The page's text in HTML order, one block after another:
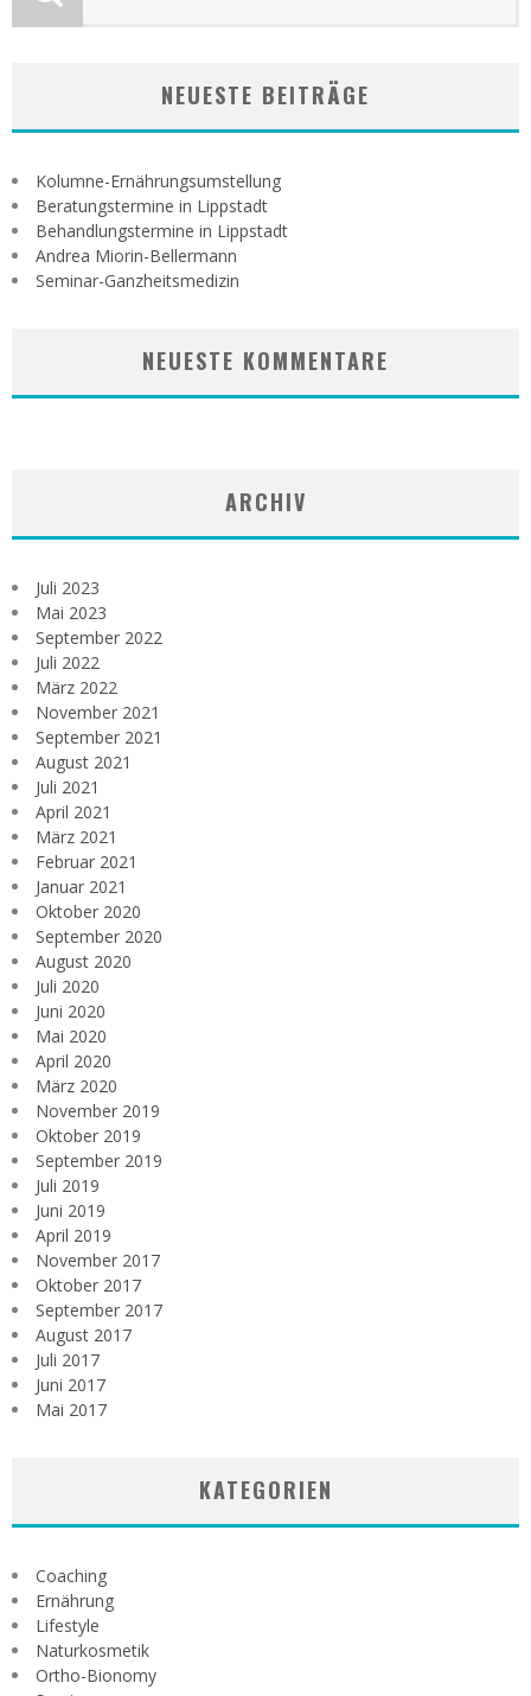
NEUESTE BEITRÄGE
Kolumne-Ernährungsumstellung
Beratungstermine in Lippstadt
Behandlungstermine in Lippstadt
Andrea Miorin-Bellermann
Seminar-Ganzheitsmedizin
NEUESTE KOMMENTARE
ARCHIV
Juli 2023
Mai 2023
September 2022
Juli 2022
März 2022
November 2021
September 2021
August 2021
Juli 2021
April 2021
März 2021
Februar 2021
Januar 2021
Oktober 2020
September 2020
August 2020
Juli 2020
Juni 2020
Mai 2020
April 2020
März 2020
November 2019
Oktober 2019
September 2019
Juli 2019
Juni 2019
April 2019
November 2017
Oktober 2017
September 2017
August 2017
Juli 2017
Juni 2017
Mai 2017
KATEGORIEN
Coaching
Ernährung
Lifestyle
Naturkosmetik
Ortho-Bionomy